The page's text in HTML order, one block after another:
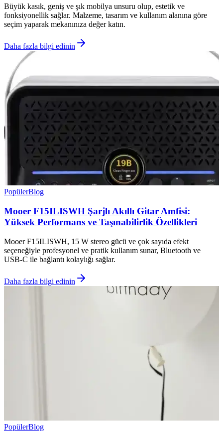
Büyük kasık, geniş ve şık mobilya unsuru olup, estetik ve
fonksiyonellik sağlar. Malzeme, tasarım ve kullanım alanına göre
seçim yaparak mekanınıza değer katın.
Daha fazla bilgi edinin
PopülerBlog
Mooer F15ILISWH Şarjlı Akıllı Gitar Amfisi:
Yüksek Performans ve Taşınabilirlik Özellikleri
Mooer F15ILISWH, 15 W stereo gücü ve çok sayıda efekt
seçeneğiyle profesyonel ve pratik kullanım sunar, Bluetooth ve
USB-C ile bağlantı kolaylığı sağlar.
Daha fazla bilgi edinin
PopülerBlog